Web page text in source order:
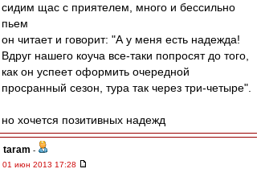
сидим щас с приятелем, много и бессильно
пьем
он читает и говорит: "А у меня есть надежда!
Вдруг нашего коуча все-таки попросят до того,
как он успеет оформить очередной
просранный сезон, тура так через три-четыре".
но хочется позитивных надежд
taram -
01 июн 2013 17:28